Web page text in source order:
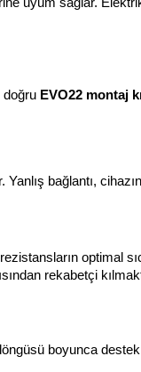
doğru EVO22 montaj
bağlantı,
optimal
rekabetçi
boyunca